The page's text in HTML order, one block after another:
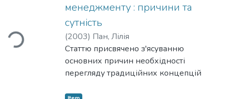
Loading...
менеджменту : причини та
сутність
(2003) Пан, Лілія
Статтю присвячено з'ясуванню
основних причин необхідності
перегляду традиційних концепцій